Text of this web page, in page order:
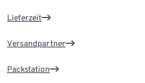
Lieferzeit
Versandpartner
Packstation